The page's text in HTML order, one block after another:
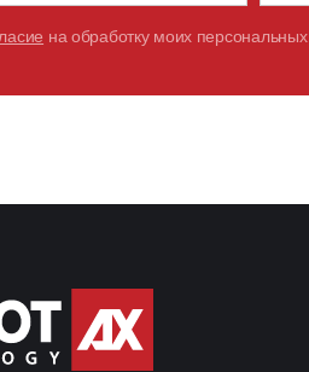
на обработку моих